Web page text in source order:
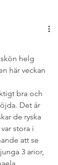
helg
här veckan
bra och
Det är
de ryska
stora i
att se
3 arior,